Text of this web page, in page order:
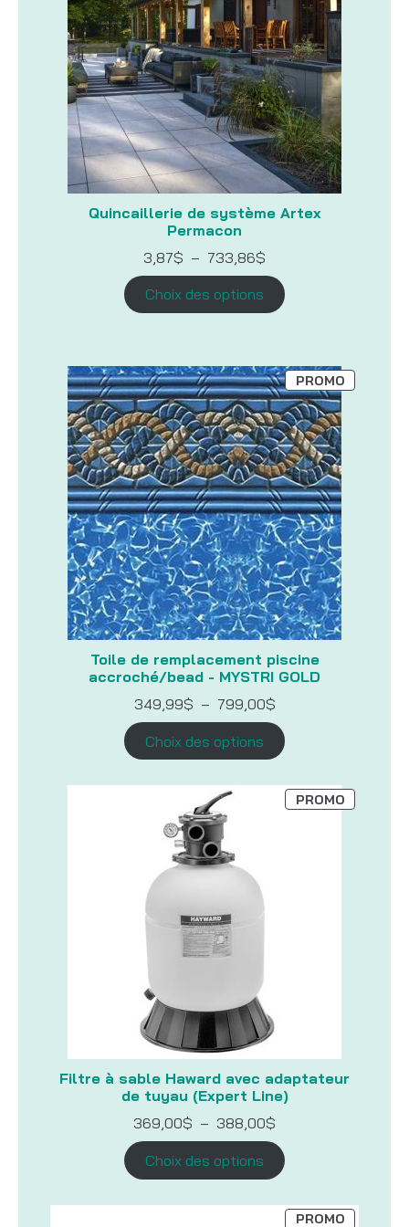
Quincaillerie de système Artex
Permacon
3,87$ – 733,86$
prix :
3,87$
à
Choix des options
Toile de remplacement piscine
accroché/bead - MYSTRI GOLD
PROMOPRODUIT
EN
349,99$ – 799,00$Plage
prix :
349,99$
à
Choix des options
Filtre à sable Haward avec adaptateur
de tuyau (Expert Line)
PROMOPRODUIT
EN
369,00$ – 388,00$
prix :
369,00$
à
Choix des options
PROMOPRODUIT